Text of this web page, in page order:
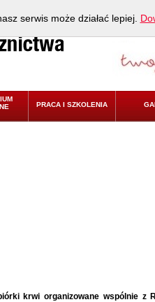
PRACA I SZKOLENIA
krwi organizowane wspólnie z
serwis może działać lepiej.